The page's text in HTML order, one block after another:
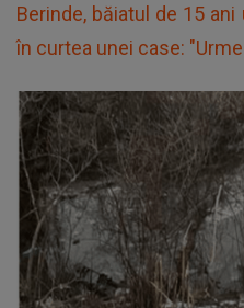
Berinde, băiatul de 15
în curtea unei case: